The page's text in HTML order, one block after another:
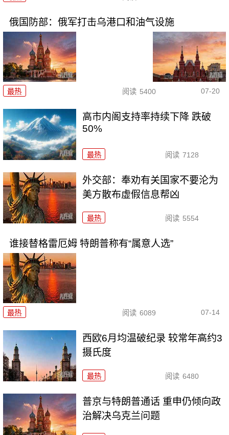
俄国防部：俄军打击乌港口和油气设施
最热 阅读 5400 07-20
高市内阁支持率持续下降 跌破
50%
最热 阅读 7128
外交部：奉劝有关国家不要沦为
美方散布虚假信息帮凶
最热 阅读 5554
谁接替格雷厄姆 特朗普称有“属意人选”
最热 阅读 6089 07-14
西欧6月均温破纪录 较常年高约3
摄氏度
最热 阅读 6480
普京与特朗普通话 重申仍倾向政
治解决乌克兰问题